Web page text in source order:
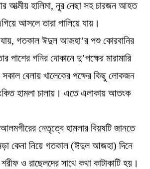
আত্মীয় হালিমা, নুর নেছা সহ চারজন আহত
আসলে তারা পালিয়ে যায়।
যায়, গতকাল ঈদুল আজহা’র পশু কোরবানির
পাশের গনির দোকানে দু’পক্ষের মারামারি
বেলায় খালেকের পক্ষের কিছু লোকজন
হামলা চালায়। এতে এলাকায় আতংক
নেতৃত্বে হামলার বিয়ষটি জানতে
কেনা নিয়ে গতকাল (ঈদুল আজহা) দিনে
ও রাছেলদের সাথে কথা কাটাকাটি হয়।